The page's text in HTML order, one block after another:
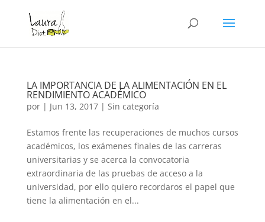
LA IMPORTANCIA DE LA ALIMENTACIÓN EN EL
RENDIMIENTO ACADÉMICO
por | Jun 13, 2017| Sin categoría
Estamos frente las recuperaciones de muchos cursos
académicos, los exámenes finales de las carreras
universitarias y se acerca la convocatoria
extraordinaria de las pruebas de acceso a la
universidad, por ello quiero recordaros el papel que
tiene la alimentación en el...